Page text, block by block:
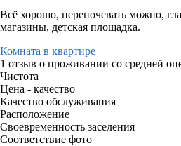
Всё хорошо, переночевать можно,
магазины, детская площадка.
Комната в квартире
1 отзыв о проживании со средней
Чистота
Цена - качество
Качество обслуживания
Расположение
Своевременность заселения
Соответствие фото